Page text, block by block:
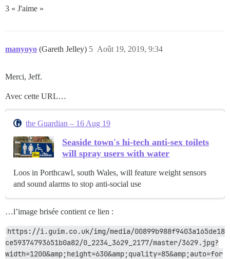
3 « J'aime »
manyoyo (Gareth Jelley) Août 19, 2019, 9:34
5
Merci, Jeff.
Avec cette URL…
the Guardian – 16 Aug 19
Seaside town's hi-tech anti-sex toilets
will spray users with water
Loos in Porthcawl, south Wales, will feature weight sensors
and sound alarms to stop anti-social use
…l’image brisée contient ce lien :
https://i.guim.co.uk/img/media/00899b988f9403a165de18
ce59374793651b0a82/0_2234_3629_2177/master/3629.jpg?
width=1200&amp;height=630&amp;quality=85&amp;auto=for